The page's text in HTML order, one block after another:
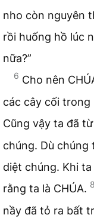
nho còn nguyên
rồi huống hồ lúc
nữa?”
6 Cho nên
các cây cối trong
Cũng vậy ta đã
chúng. Dù
diệt chúng. Khi
rằng ta là CHÚA. 8
nầy đã tỏ ra bất